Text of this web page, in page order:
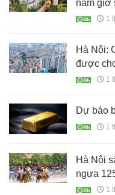
năm giờ
ngoại ô1
Hà Nội:
được
1
Dự báo
1
Hà Nội
ngựa
1